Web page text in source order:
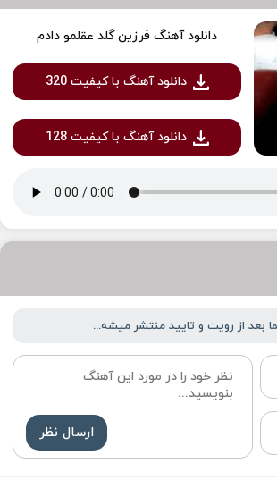
دانلود آهنگ فرزین گلد عقلمو دادم
دانلود آهنگ با کیفیت 320
دانلود آهنگ با کیفیت 128
بعد از رویت و تایید منتشر میشه...
ارسال نظر